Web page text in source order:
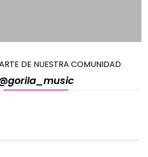
DE NUESTRA COMUNIDAD